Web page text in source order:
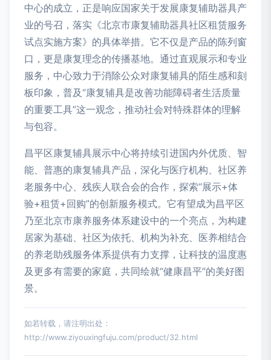
中心的成立，正是响应国家关于发展康复辅助器具产
业的号召，落实《北京市康复辅助器具社区租赁服务
试点实施方案》的具体举措。它不仅是产品的陈列窗
口，更是康复理念的传播基地。通过直观展示和专业
服务，中心致力于消除公众对康复辅具的陌生感和刻
板印象，普及“康复辅具是改善功能障碍者生活质量
的重要工具”这一观念，推动社会对特殊群体的理解
与包容。
昌平区康复辅具展示中心将持续引进国内外优质、智
能、普惠的康复辅具产品，深化与医疗机构、社区养
老服务中心、残疾人联合会的合作，探索“展示+体
验+租赁+回购”的创新服务模式。它有望成为昌平区
乃至北京市康养服务体系建设中的一个亮点，为构建
居家为基础、社区为依托、机构为补充、医养相结合
的养老助残服务体系提供有力支撑，让科技的温度惠
及更多有需要的家庭，共同绘就“健康昌平”的美好图
景。
如若转载，请注明出处：
http://www.ziyouxingfuju.com/product/32.html